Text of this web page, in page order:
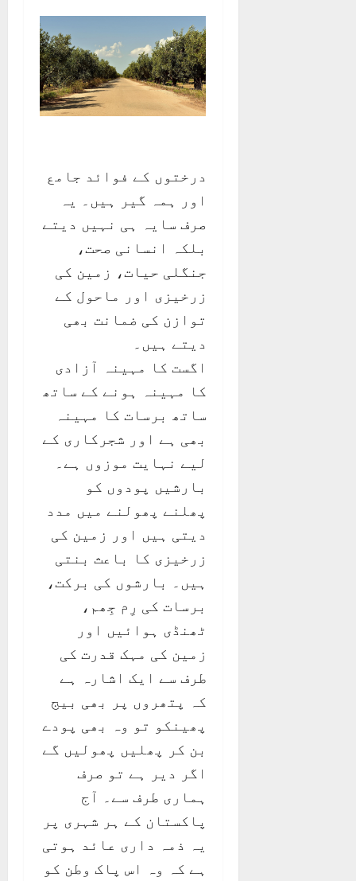
درختوں کے فوائد جامع
اور ہمہ گیر ہیں۔ یہ
صرف سایہ ہی نہیں دیتے
بلکہ انسانی صحت،
جنگلی حیات، زمین کی
زرخیزی اور ماحول کے
توازن کی ضمانت بھی
دیتے ہیں۔
اگست کا مہینہ آزادی
کا مہینہ ہونے کے ساتھ
ساتھ برسات کا مہینہ
بھی ہے اور شجرکاری کے
لیے نہایت موزوں ہے۔
بارشیں پودوں کو
پھلنے پھولنے میں مدد
دیتی ہیں اور زمین کی
زرخیزی کا باعث بنتی
ہیں۔ بارشوں کی برکت،
برسات کی رِم جِھم،
ٹھنڈی ہوائیں اور
زمین کی مہک قدرت کی
طرف سے ایک اشارہ ہے
کہ پتھروں پر بھی بیج
پھینکو تو وہ بھی پودے
بن کر پھلیں پھولیں گے
اگر دیر ہے تو صرف
ہماری طرف سے۔ آج
پاکستان کے ہر شہری پر
یہ ذمہ داری عائد ہوتی
ہے کہ وہ اس پاک وطن کو